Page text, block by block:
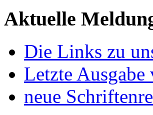
Aktuelle
Die Links zu
Letzte
neue